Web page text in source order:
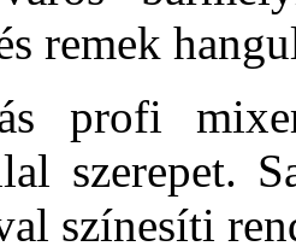
remek
profi
szerepet.
színesíti